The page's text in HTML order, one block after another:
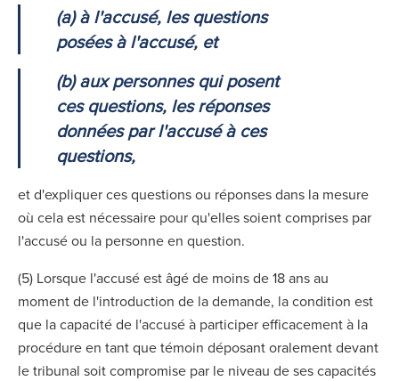
(a) à l'accusé, les questions
posées à l'accusé, et
(b) aux personnes qui posent
ces questions, les réponses
données par l'accusé à ces
questions,
et d'expliquer ces questions ou réponses dans la mesure
où cela est nécessaire pour qu'elles soient comprises par
l'accusé ou la personne en question.
(5) Lorsque l'accusé est âgé de moins de 18 ans au
moment de l'introduction de la demande, la condition est
que la capacité de l'accusé à participer efficacement à la
procédure en tant que témoin déposant oralement devant
le tribunal soit compromise par le niveau de ses capacités